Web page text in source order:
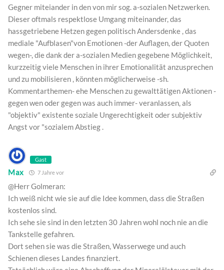
Gegner miteiander in den von mir sog. a-sozialen Netzwerken.
Dieser oftmals respektlose Umgang miteinander, das
hassgetriebene Hetzen gegen politisch Andersdenke , das
mediale "Aufblasen"von Emotionen -der Auflagen, der Quoten
wegen-, die dank der a-sozialen Medien gegebene Möglichkeit,
kurzzeitig viele Menschen in ihrer Emotionalität anzusprechen
und zu mobilisieren , könnten möglicherweise -sh.
Kommentarthemen- ehe Menschen zu gewalttätigen Aktionen -
gegen wen oder gegen was auch immer- veranlassen, als
"objektiv" existente soziale Ungerechtigkeit oder subjektiv
Angst vor "sozialem Abstieg .
Gast
Max 7 Jahre vor
@Herr Golmeran:
Ich weiß nicht wie sie auf die Idee kommen, dass die Straßen
kostenlos sind.
Ich sehe sie sind in den letzten 30 Jahren wohl noch nie an die
Tankstelle gefahren.
Dort sehen sie was die Straßen, Wasserwege und auch
Schienen dieses Landes finanziert.